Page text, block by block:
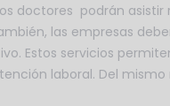
doctores podrán
las empresas
Estos servicios
laboral. Del